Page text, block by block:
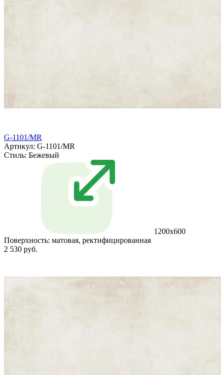
G-1101/MR
Артикул: G-1101/MR
Стиль: Бежевый
1200x600
Поверхность: матовая, ректифицированная
2 530 руб.